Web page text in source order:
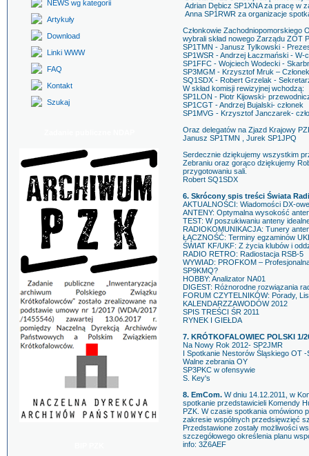
NEWS wg kategorii
Artykuły
Download
Linki WWW
FAQ
Kontakt
Szukaj
Adrian Dębicz SP1XNA za pracę w
Anna SP1RWR za organizacje
Członkowie Zachodniopomorskiego
wybrali skład nowego Zarządu ZOT
SP1TMN - Janusz Tylkowski -
SP1WSR - Andrzej Łaczmański - W-
SP1FFC - Wojciech Wodecki -
SP3MGM - Krzysztof Mruk – Członek
SQ1SDX - Robert Grzelak -
W skład komisji rewizyjnej wchodzą:
SP1LON - Piotr Kijowski-
SP1CGT - Andrzej Bujalski- członek
SP1MVG - Krzysztof Janczarek-
Oraz delegatów na Zjazd Krajowy
Janusz SP1TMN , Jurek SP1JPQ
Serdecznie dziękujemy wszystkim
Zebraniu oraz gorąco dziękujemy
przygotowaniu sali.
Robert SQ1SDX
6. Skrócony spis treści Świata
AKTUALNOŚCI: Wiadomości DX-
ANTENY: Optymalna wysokość
TEST: W poszukiwaniu anteny
RADIOKOMUNIKACJA: Tunery
ŁĄCZNOŚĆ: Terminy egzaminów
ŚWIAT KF/UKF: Z życia klubów i
RADIO RETRO: Radiostacja RSB-5
WYWIAD: PROFKOM –
SP9KMQ?
HOBBY: Analizator NA01
DIGEST: Różnorodne rozwiązania
FORUM CZYTELNIKÓW: Porady,
KALENDARZZAWODÓW 2012
SPIS TREŚCI ŚR 2011
RYNEK I GIEŁDA
7. KRÓTKOFALOWIEC POLSKI 1/
Na Nowy Rok 2012- SP2JMR
I Spotkanie Nestorów Śląskiego OT -
Walne zebrania OY
SP3PKC w ofensywie
S. Key's
8. EmCom. W dniu 14.12.2011, w
spotkanie przedstawicieli Komendy
PZK. W czasie spotkania omówiono
zakresie wspólnych przedsięwzięć
Przedstawione zostały możliwości
szczegółowego określenia planu
info: 3Z6AEF